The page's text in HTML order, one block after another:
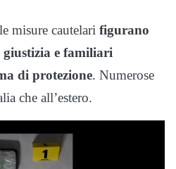
misure cautelari figurano
e familiari
di protezione. Numerose
che all’estero.